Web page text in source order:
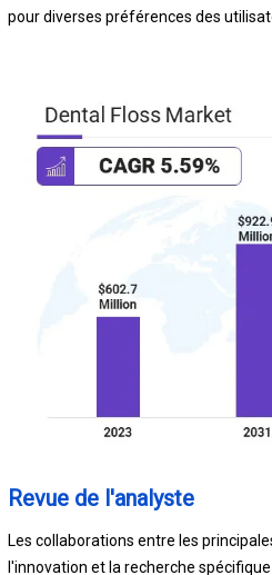
pour diverses préférences des
Revue de l'analyste
Les collaborations entre les
l'innovation et la recherche